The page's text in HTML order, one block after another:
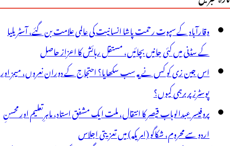
وقارآباد کے سپوت رحمت پاشا انسانیت کی عالمی علامت بن گئے، آسٹریلیا
کے سڈنی میں کئی جانیں بچائیں، مستقل رہائش کا اعزاز حاصل
اس جین زی کو کس نے یہ سب سکھایا؟ احتجاج کے دوران نعروں، میمز اور
پوسٹرز پر برہمی کیوں؟
پروفیسر عبدالوہاب قیصر کا انتقال، ملت ایک مشفق استاد، ماہرِتعلیم اور محسنِ
اردو سے محروم، شکاگو (امریکہ) میں تعزیتی اجلاس